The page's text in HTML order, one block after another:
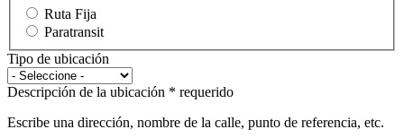
Ruta Fija
Paratransit
Tipo de ubicación
Descripción de la ubicación * requerido
Escribe una dirección, nombre de la calle, punto de referencia, etc.